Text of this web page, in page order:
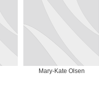
Mary-Kate Olsen